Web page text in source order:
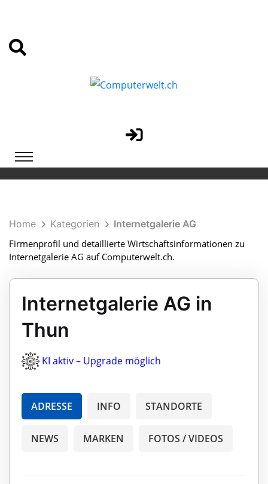
Home Kategorien
Internetgalerie AG
Firmenprofil und detaillierte Wirtschaftsinformationen zu
Internetgalerie AG auf Computerwelt.ch.
Internetgalerie AG in
Thun
KI aktiv – Upgrade möglich
ADRESSE INFO STANDORTE
NEWS MARKEN FOTOS / VIDEOS